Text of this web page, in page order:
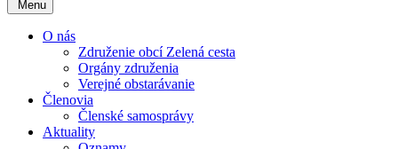
Menu
O nás
Združenie obcí Zelená cesta
Orgány združenia
Verejné obstarávanie
Členovia
Členské samosprávy
Aktuality